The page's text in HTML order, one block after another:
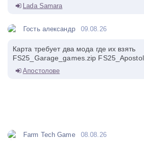
Lada Samara
Гость александр 09.08.26
Карта требует два мода где их взять
FS25_Garage_games.zip
Апостолове
Farm Tech Game 08.08.26